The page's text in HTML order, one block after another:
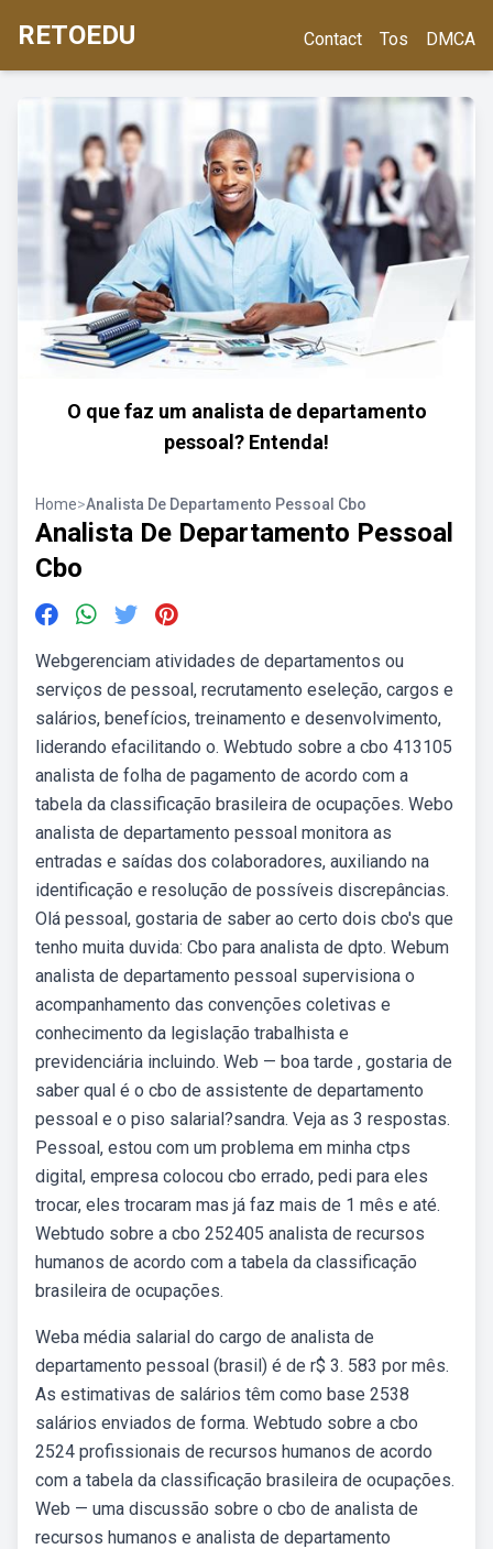
RETOEDU Contact Tos DMCA
O que faz um analista de departamento
pessoal? Entenda!
Home>Analista De Departamento Pessoal Cbo
Analista De Departamento Pessoal
Cbo
Webgerenciam atividades de departamentos ou
serviços de pessoal, recrutamento eseleção, cargos e
salários, benefícios, treinamento e desenvolvimento,
liderando efacilitando o. Webtudo sobre a cbo 413105
analista de folha de pagamento de acordo com a
tabela da classificação brasileira de ocupações. Webo
analista de departamento pessoal monitora as
entradas e saídas dos colaboradores, auxiliando na
identificação e resolução de possíveis discrepâncias.
Olá pessoal, gostaria de saber ao certo dois cbo's que
tenho muita duvida: Cbo para analista de dpto. Webum
analista de departamento pessoal supervisiona o
acompanhamento das convenções coletivas e
conhecimento da legislação trabalhista e
previdenciária incluindo. Web — boa tarde , gostaria de
saber qual é o cbo de assistente de departamento
pessoal e o piso salarial?sandra. Veja as 3 respostas.
Pessoal, estou com um problema em minha ctps
digital, empresa colocou cbo errado, pedi para eles
trocar, eles trocaram mas já faz mais de 1 mês e até.
Webtudo sobre a cbo 252405 analista de recursos
humanos de acordo com a tabela da classificação
brasileira de ocupações.
Weba média salarial do cargo de analista de
departamento pessoal (brasil) é de r$ 3. 583 por mês.
As estimativas de salários têm como base 2538
salários enviados de forma. Webtudo sobre a cbo
2524 profissionais de recursos humanos de acordo
com a tabela da classificação brasileira de ocupações.
Web — uma discussão sobre o cbo de analista de
recursos humanos e analista de departamento